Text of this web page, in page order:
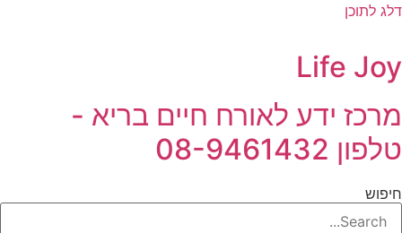
דלג לתוכן
Life Joy
מרכז ידע לאורח חיים בריא -
טלפון 08-9461432
חיפוש